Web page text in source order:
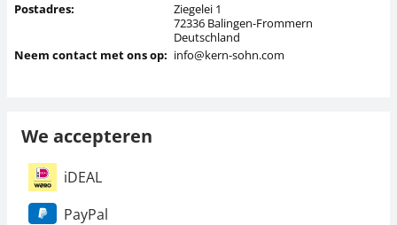
Postadres:
Ziegelei 1
72336 Balingen-Frommern
Deutschland
Neem contact met ons op: info@kern-sohn.com
We accepteren
iDEAL
PayPal